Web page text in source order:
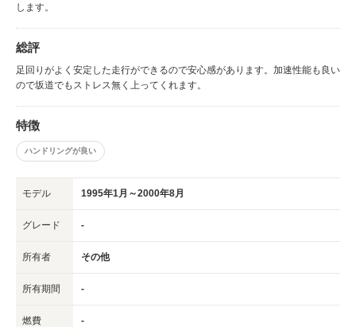
します。
総評
足回りがよく安定した走行ができるので安心感があります。加速性能も良い
ので坂道でもストレス無く上ってくれます。
特徴
ハンドリングが良い
モデル 1995年1月～2000年8月
グレード -
所有者 その他
所有期間 -
燃費 -